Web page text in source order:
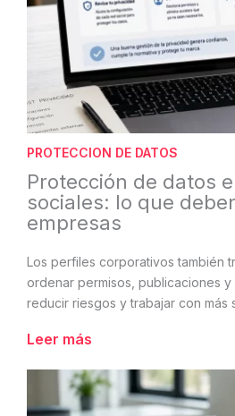
PROTECCION DE DATOS
Protección de datos
sociales: lo que
empresas
Los perfiles corporativos también
ordenar permisos, publicaciones y
reducir riesgos y trabajar con más
Leer más